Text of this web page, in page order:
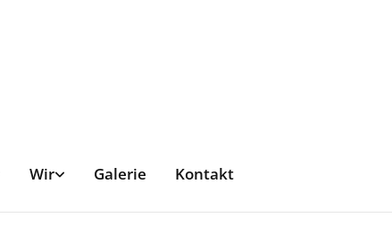
Wir Galerie Kontakt